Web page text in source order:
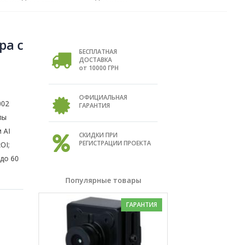
с
AI
60
БЕСПЛАТНАЯ
ДОСТАВКА
от 10000 ГРН
ОФИЦИАЛЬНАЯ
ГАРАНТИЯ
СКИДКИ ПРИ
РЕГИСТРАЦИИ ПРОЕКТА
Популярные товары
ГАРАНТИЯ